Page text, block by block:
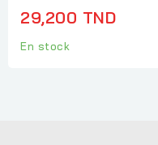
29,200 TND
En stock